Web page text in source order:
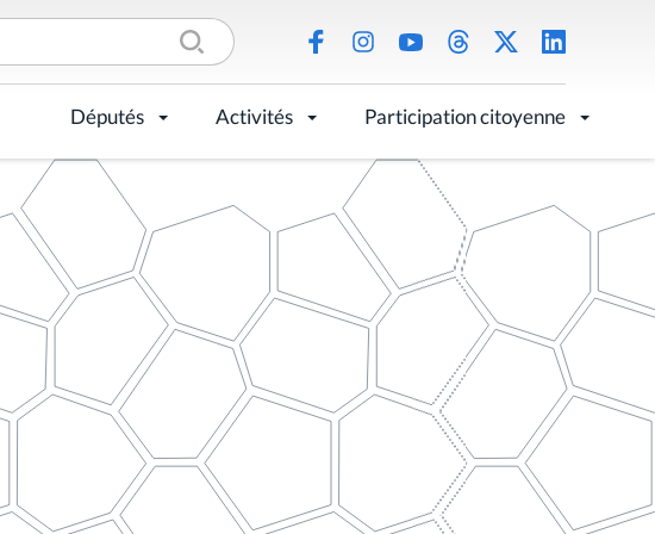
Députés Activités Participation citoyenne